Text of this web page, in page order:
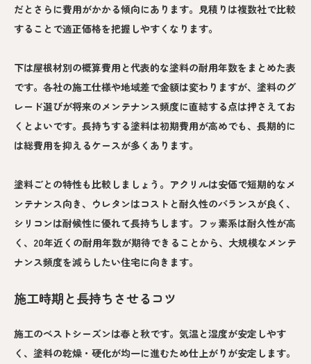
だとさらに費用がかかる傾向にあります。見積りは複数社で比較
することで適正価格を把握しやすくなります。
下は屋根材別の概算費用と代表的な塗料の耐用年数をまとめた表
です。各社の施工仕様や地域差で金額は変わりますが、塗料のグ
レード選びが将来のメンテナンス頻度に直結する点は押さえてお
くとよいです。長持ちする塗料は初期費用が高めでも、長期的に
は総費用を抑えるケースが多くあります。
塗料ごとの特性も比較しましょう。アクリルは安価で短期的なメ
ンテナンス向き、ウレタンはコストと耐久性のバランスが良く、
シリコンは耐候性に優れて長持ちします。フッ素系は耐久性が高
く、20年近くの耐用年数が期待できることから、大規模なメンテ
ナンス頻度を減らしたい住宅に向きます。
施工時期と長持ちさせるコツ
施工のベストシーズンは春と秋です。気温と湿度が安定しやす
く、塗料の乾燥・硬化が均一に進むため仕上がりが安定します。